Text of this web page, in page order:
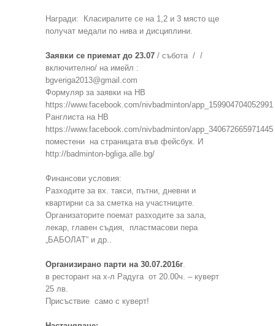
Награди: Класиралите се на 1,2 и 3 място ще
получат медали по нива и дисциплини.
Заявки се приемат до 23.07 / събота / /
включително/ на имейл :
bgveriga2013@gmail.com
Формуляр за заявки на НВ
https://www.facebook.com/nivbadminton/app_159904704052991
Ранглиста на НВ
https://www.facebook.com/nivbadminton/app_340672665971445
поместени на страницата във фейсбук. И
http://badminton-bgliga.alle.bg/
Финансови условия:
Разходите за вх. такси, пътни, дневни и
квартирни са за сметка на участниците.
Организаторите поемат разходите за зала,
лекар, главен съдия, пластмасови пера
„БАБОЛАТ” и др..
Организирано парти на 30.07.2016г.
в ресторант на х-л Радуга от 20.00ч. – куверт
25 лв.
Присъствие само с куверт!